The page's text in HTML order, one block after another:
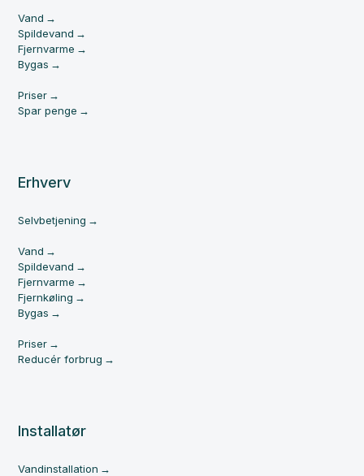
Vand
Spildevand
Fjernvarme
Bygas
Priser
Spar penge
Erhverv
Selvbetjening
Vand
Spildevand
Fjernvarme
Fjernkøling
Bygas
Priser
Reducér forbrug
Installatør
Vandinstallation